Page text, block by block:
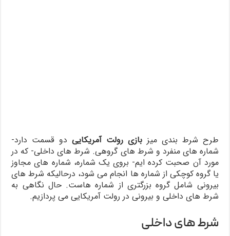
طرح شرط بندی میز بازی رولت آمریکاییدو قسمت دارد-
شماره های منفرد و شرط های گروهی. شرط های داخلی- که در
مورد آن صحبت کرده ایم- بروی یک شماره، شماره های مجاوز
یا گروه کوچکی از شماره ها انجام می شود، درحالیکه شرط های
بیرونی شامل گروه بزرگتری از شماره هاست. حال نگاهی به
شرط های داخلی و بیرونی در رولت آمریکایی می پردازیم.
شرط های داخلی